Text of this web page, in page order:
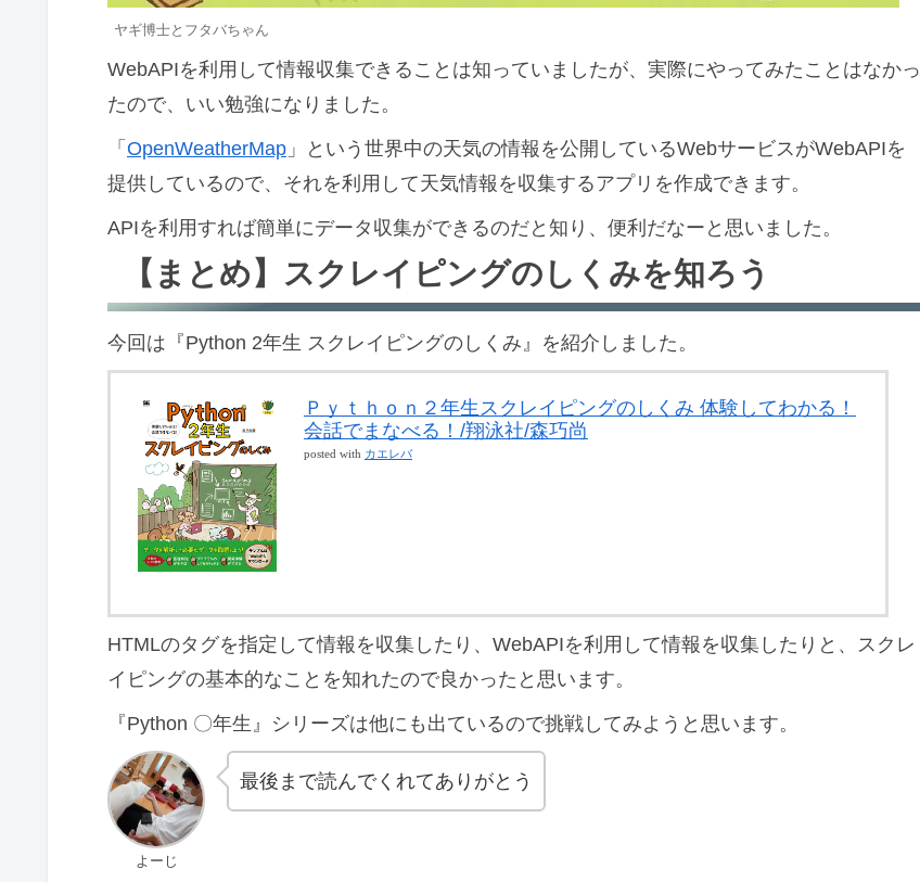
ヤギ博士とフタバちゃん
WebAPIを利用して情報収集できることは知っていましたが、実際にやってみたことはなかっ
たので、いい勉強になりました。
「 OpenWeatherMap 」という世界中の天気の情報を公開しているWebサービスがWebAPIを
提供しているので、それを利用して天気情報を収集するアプリを作成できます。
APIを利用すれば簡単にデータ収集ができるのだと知り、便利だなーと思いました。
【まとめ】スクレイピングのしくみを知ろう
今回は『Python 2年生 スクレイピングのしくみ』を紹介しました。
Ｐｙｔｈｏｎ２年生スクレイピングのしくみ 体験してわかる！
会話でまなべる！/翔泳社/森巧尚
posted with カエレバ
HTMLのタグを指定して情報を収集したり、WebAPIを利用して情報を収集したりと、スクレ
イピングの基本的なことを知れたので良かったと思います。
『Python 〇年生』シリーズは他にも出ているので挑戦してみようと思います。
よーじ
最後まで読んでくれてありがとう